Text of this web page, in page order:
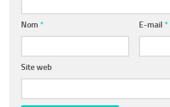
Nom * E-mail *
Site web